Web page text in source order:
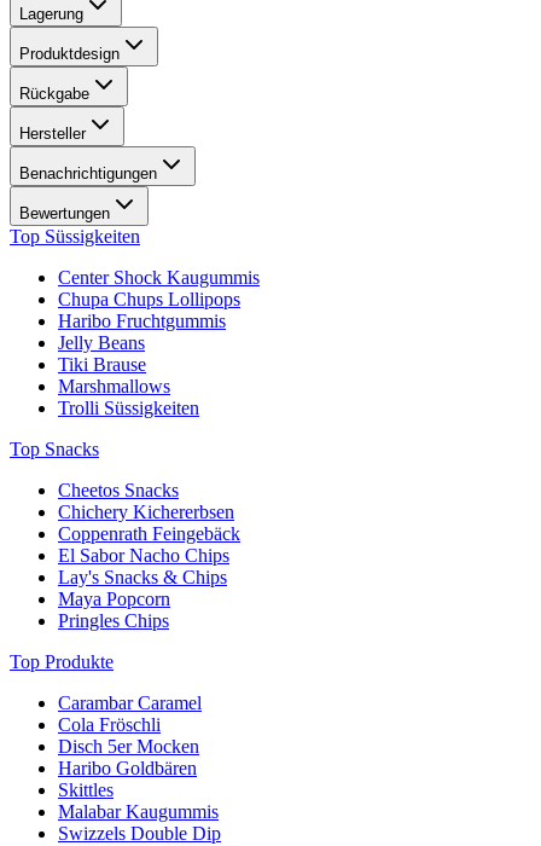
Lagerung
Produktdesign
Rückgabe
Hersteller
Benachrichtigungen
Bewertungen
Top Süssigkeiten
Center Shock Kaugummis
Chupa Chups Lollipops
Haribo Fruchtgummis
Jelly Beans
Tiki Brause
Marshmallows
Trolli Süssigkeiten
Top Snacks
Cheetos Snacks
Chichery Kichererbsen
Coppenrath Feingebäck
El Sabor Nacho Chips
Lay's Snacks & Chips
Maya Popcorn
Pringles Chips
Top Produkte
Carambar Caramel
Cola Fröschli
Disch 5er Mocken
Haribo Goldbären
Skittles
Malabar Kaugummis
Swizzels Double Dip